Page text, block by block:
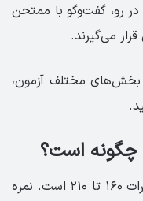
رو، گفت‌وگو با ممتحن
می‌گیرند.
بخش‌های مختلف آزمون،
به‌صورت کلی نمره‌دهی آزمون یکی از نمرات ۱۶۰ تا ۲۱۰ است. نمره